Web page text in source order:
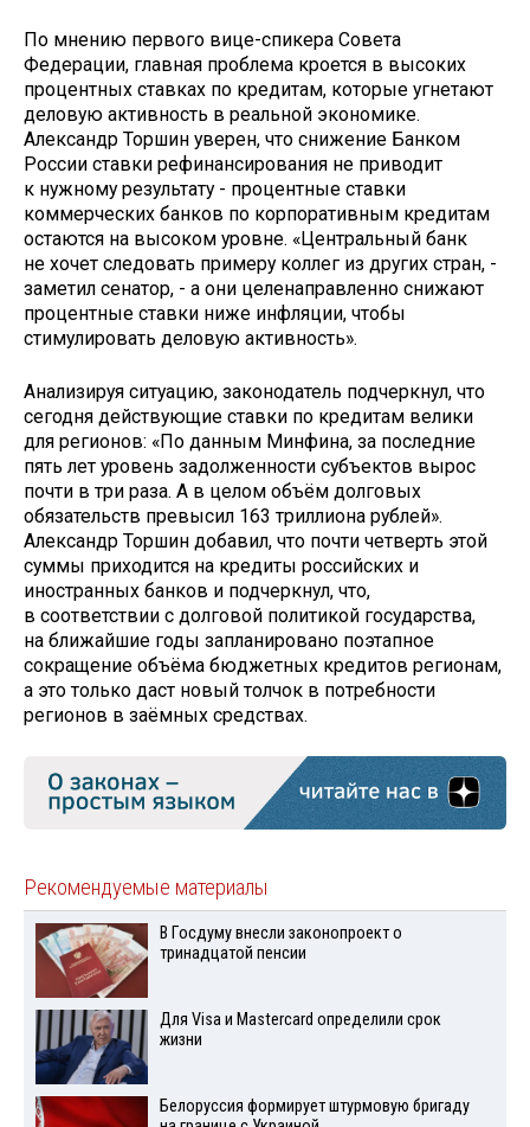
По мнению первого вице-спикера Совета
Федерации, главная проблема кроется в высоких
процентных ставках по кредитам, которые угнетают
деловую активность в реальной экономике.
Александр Торшин уверен, что снижение Банком
России ставки рефинансирования не приводит
к нужному результату - процентные ставки
коммерческих банков по корпоративным кредитам
остаются на высоком уровне. «Центральный банк
не хочет следовать примеру коллег из других стран, -
заметил сенатор, - а они целенаправленно снижают
процентные ставки ниже инфляции, чтобы
стимулировать деловую активность».
Анализируя ситуацию, законодатель подчеркнул, что
сегодня действующие ставки по кредитам велики
для регионов: «По данным Минфина, за последние
пять лет уровень задолженности субъектов вырос
почти в три раза. А в целом объём долговых
обязательств превысил 163 триллиона рублей».
Александр Торшин добавил, что почти четверть этой
суммы приходится на кредиты российских и
иностранных банков и подчеркнул, что,
в соответствии с долговой политикой государства,
на ближайшие годы запланировано поэтапное
сокращение объёма бюджетных кредитов регионам,
а это только даст новый толчок в потребности
регионов в заёмных средствах.
Рекомендуемые материалы
В Госдуму внесли законопроект о
тринадцатой пенсии
Для Visа и Mastercard определили срок
жизни
Белоруссия формирует штурмовую бригаду